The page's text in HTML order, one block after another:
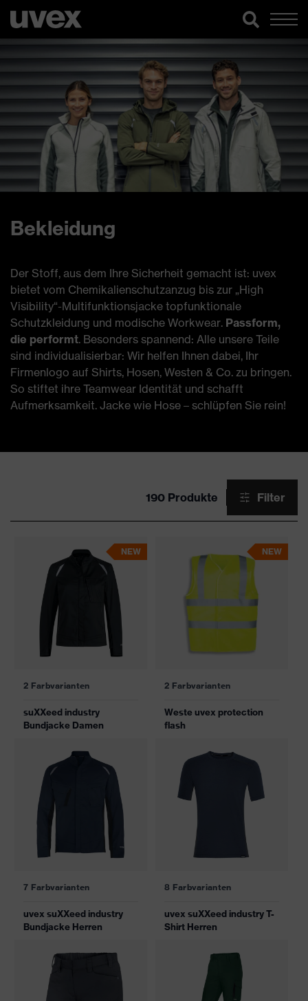
Bekleidung
Der Stoff, aus dem Ihre Sicherheit gemacht ist: uvex
bietet vom Chemikalienschutzanzug bis zur „High
Visibility“-Multifunktionsjacke topfunktionale
Schutzkleidung und modische Workwear. Passform,
die performt. Besonders spannend: Alle unsere Teile
sind individualisierbar: Wir helfen Ihnen dabei, Ihr
Firmenlogo auf Shirts, Hosen, Westen & Co. zu bringen.
So stiftet ihre Teamwear Identität und schafft
Aufmerksamkeit. Jacke wie Hose – schlüpfen Sie rein!
190 Produkte Filter
NEW
2 Farbvarianten
suXXeed industry
Bundjacke Damen
NEW
2 Farbvarianten
Weste uvex protection
flash
7 Farbvarianten
uvex suXXeed industry
Bundjacke Herren
8 Farbvarianten
uvex suXXeed industry T-
Shirt Herren